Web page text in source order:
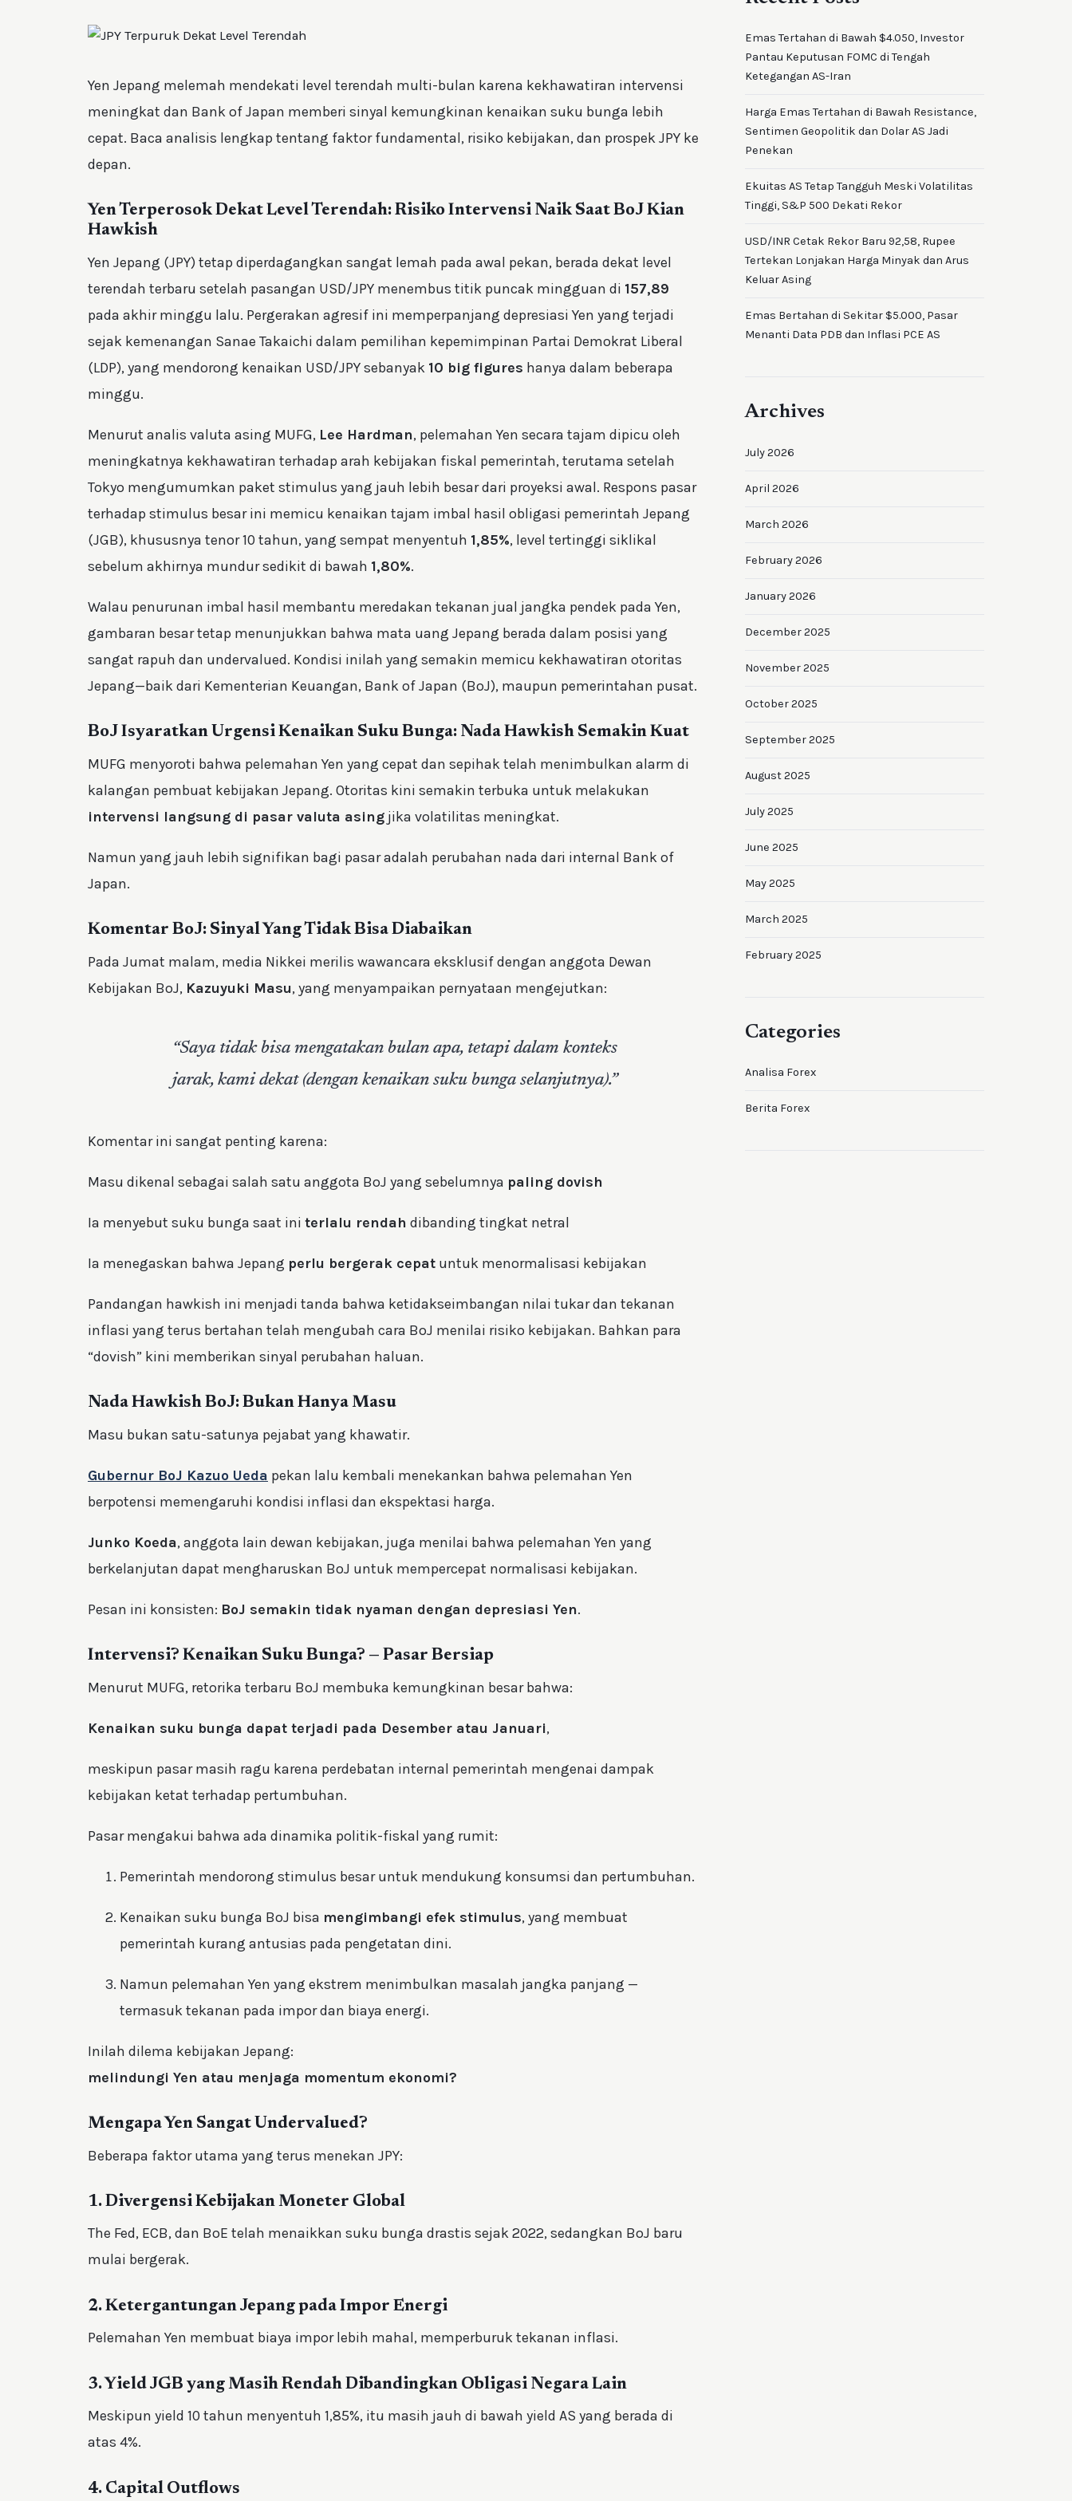
Yen Jepang melemah mendekati level terendah multi-bulan karena kekhawatiran intervensi
meningkat dan Bank of Japan memberi sinyal kemungkinan kenaikan suku bunga lebih
cepat. Baca analisis lengkap tentang faktor fundamental, risiko kebijakan, dan prospek JPY ke
depan.
Yen Terperosok Dekat Level Terendah: Risiko Intervensi Naik Saat BoJ Kian
Hawkish
Yen Jepang (JPY) tetap diperdagangkan sangat lemah pada awal pekan, berada dekat level
terendah terbaru setelah pasangan USD/JPY menembus titik puncak mingguan di 157,89
pada akhir minggu lalu. Pergerakan agresif ini memperpanjang depresiasi Yen yang terjadi
sejak kemenangan Sanae Takaichi dalam pemilihan kepemimpinan Partai Demokrat Liberal
(LDP), yang mendorong kenaikan USD/JPY sebanyak 10 big figures hanya dalam beberapa
minggu.
Menurut analis valuta asing MUFG, Lee Hardman, pelemahan Yen secara tajam dipicu oleh
meningkatnya kekhawatiran terhadap arah kebijakan fiskal pemerintah, terutama setelah
Tokyo mengumumkan paket stimulus yang jauh lebih besar dari proyeksi awal. Respons pasar
terhadap stimulus besar ini memicu kenaikan tajam imbal hasil obligasi pemerintah Jepang
(JGB), khususnya tenor 10 tahun, yang sempat menyentuh 1,85%, level tertinggi siklikal
sebelum akhirnya mundur sedikit di bawah 1,80%.
Walau penurunan imbal hasil membantu meredakan tekanan jual jangka pendek pada Yen,
gambaran besar tetap menunjukkan bahwa mata uang Jepang berada dalam posisi yang
sangat rapuh dan undervalued. Kondisi inilah yang semakin memicu kekhawatiran otoritas
Jepang—baik dari Kementerian Keuangan, Bank of Japan (BoJ), maupun pemerintahan pusat.
BoJ Isyaratkan Urgensi Kenaikan Suku Bunga: Nada Hawkish Semakin Kuat
MUFG menyoroti bahwa pelemahan Yen yang cepat dan sepihak telah menimbulkan alarm di
kalangan pembuat kebijakan Jepang. Otoritas kini semakin terbuka untuk melakukan
intervensi langsung di pasar valuta asing jika volatilitas meningkat.
Namun yang jauh lebih signifikan bagi pasar adalah perubahan nada dari internal Bank of
Japan.
Komentar BoJ: Sinyal Yang Tidak Bisa Diabaikan
Pada Jumat malam, media Nikkei merilis wawancara eksklusif dengan anggota Dewan
Kebijakan BoJ, Kazuyuki Masu, yang menyampaikan pernyataan mengejutkan:
“Saya tidak bisa mengatakan bulan apa, tetapi dalam konteks
jarak, kami dekat (dengan kenaikan suku bunga selanjutnya).”
Komentar ini sangat penting karena:
Masu dikenal sebagai salah satu anggota BoJ yang sebelumnya paling dovish
Ia menyebut suku bunga saat ini terlalu rendah dibanding tingkat netral
Ia menegaskan bahwa Jepang perlu bergerak cepat untuk menormalisasi kebijakan
Pandangan hawkish ini menjadi tanda bahwa ketidakseimbangan nilai tukar dan tekanan
inflasi yang terus bertahan telah mengubah cara BoJ menilai risiko kebijakan. Bahkan para
“dovish” kini memberikan sinyal perubahan haluan.
Nada Hawkish BoJ: Bukan Hanya Masu
Masu bukan satu-satunya pejabat yang khawatir.
Gubernur BoJ Kazuo Ueda pekan lalu kembali menekankan bahwa pelemahan Yen
berpotensi memengaruhi kondisi inflasi dan ekspektasi harga.
Junko Koeda, anggota lain dewan kebijakan, juga menilai bahwa pelemahan Yen yang
berkelanjutan dapat mengharuskan BoJ untuk mempercepat normalisasi kebijakan.
Pesan ini konsisten: BoJ semakin tidak nyaman dengan depresiasi Yen.
Intervensi? Kenaikan Suku Bunga? — Pasar Bersiap
Menurut MUFG, retorika terbaru BoJ membuka kemungkinan besar bahwa:
Kenaikan suku bunga dapat terjadi pada Desember atau Januari,
meskipun pasar masih ragu karena perdebatan internal pemerintah mengenai dampak
kebijakan ketat terhadap pertumbuhan.
Pasar mengakui bahwa ada dinamika politik-fiskal yang rumit:
Pemerintah mendorong stimulus besar untuk mendukung konsumsi dan pertumbuhan.
Kenaikan suku bunga BoJ bisa mengimbangi efek stimulus, yang membuat
pemerintah kurang antusias pada pengetatan dini.
Namun pelemahan Yen yang ekstrem menimbulkan masalah jangka panjang —
termasuk tekanan pada impor dan biaya energi.
Inilah dilema kebijakan Jepang:
melindungi Yen atau menjaga momentum ekonomi?
Mengapa Yen Sangat Undervalued?
Beberapa faktor utama yang terus menekan JPY:
1. Divergensi Kebijakan Moneter Global
The Fed, ECB, dan BoE telah menaikkan suku bunga drastis sejak 2022, sedangkan BoJ baru
mulai bergerak.
2. Ketergantungan Jepang pada Impor Energi
Pelemahan Yen membuat biaya impor lebih mahal, memperburuk tekanan inflasi.
3. Yield JGB yang Masih Rendah Dibandingkan Obligasi Negara Lain
Meskipun yield 10 tahun menyentuh 1,85%, itu masih jauh di bawah yield AS yang berada di
atas 4%.
4. Capital Outflows
Emas Tertahan di Bawah $4.050, Investor
Pantau Keputusan FOMC di Tengah
Ketegangan AS-Iran
Harga Emas Tertahan di Bawah Resistance,
Sentimen Geopolitik dan Dolar AS Jadi
Penekan
Ekuitas AS Tetap Tangguh Meski Volatilitas
Tinggi, S&P 500 Dekati Rekor
USD/INR Cetak Rekor Baru 92,58, Rupee
Tertekan Lonjakan Harga Minyak dan Arus
Keluar Asing
Emas Bertahan di Sekitar $5.000, Pasar
Menanti Data PDB dan Inflasi PCE AS
Archives
July 2026
April 2026
March 2026
February 2026
January 2026
December 2025
November 2025
October 2025
September 2025
August 2025
July 2025
June 2025
May 2025
March 2025
February 2025
Categories
Analisa Forex
Berita Forex